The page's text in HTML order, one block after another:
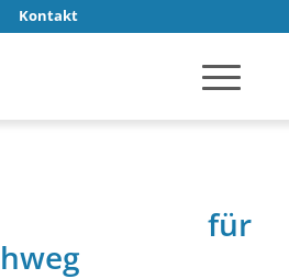
Kontakt
für